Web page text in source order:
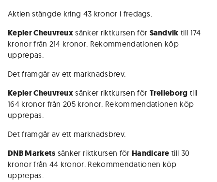
Aktien stängde kring 43 kronor i fredags.
Kepler Cheuvreux sänker riktkursen för Sandvik till 174
kronor från 214 kronor. Rekommendationen köp
upprepas.
Det framgår av ett marknadsbrev.
Kepler Cheuvreux sänker riktkursen för Trelleborg till
164 kronor från 205 kronor. Rekommendationen köp
upprepas.
Det framgår av ett marknadsbrev.
DNB Markets sänker riktkursen för Handicare till 30
kronor från 44 kronor. Rekommendationen köp
upprepas.